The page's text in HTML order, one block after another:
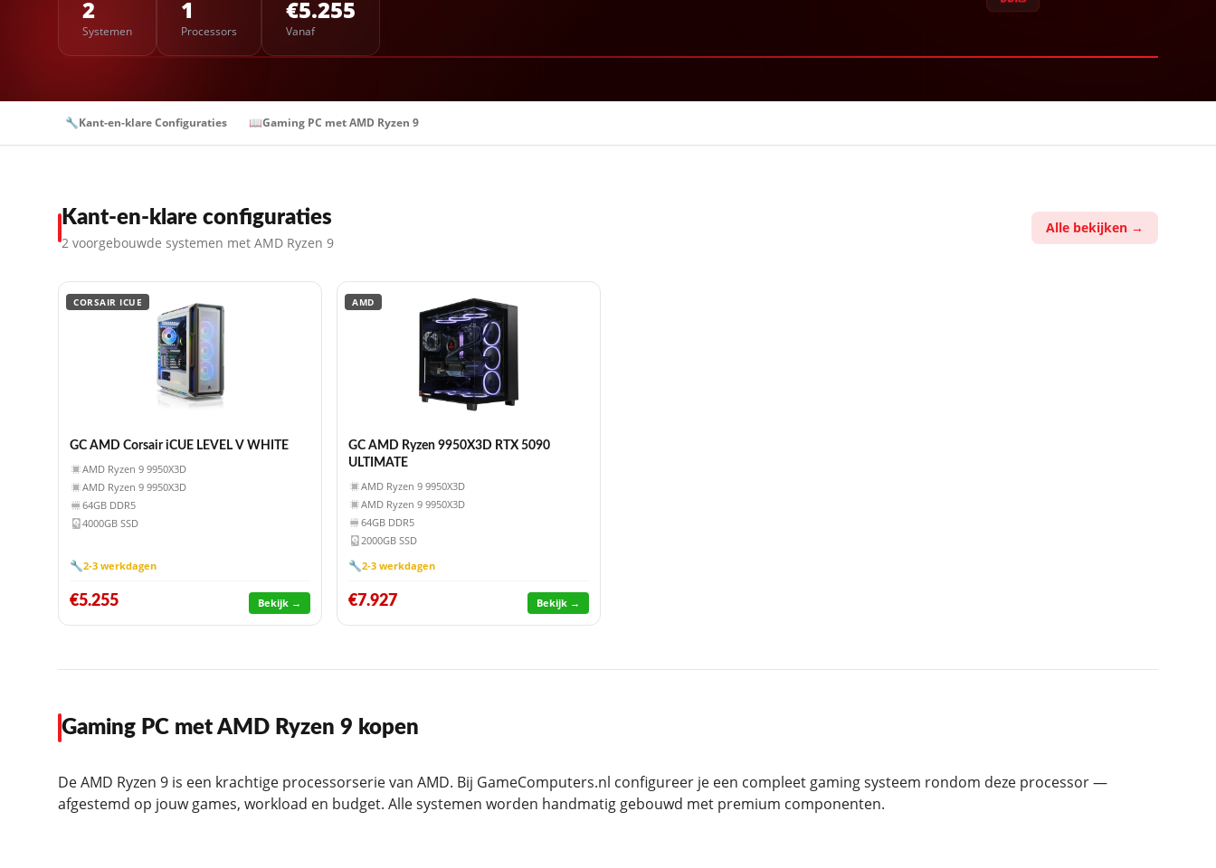
2
Systemen
1
Processors
€5.255
Vanaf
🔧Kant-en-klare Configuraties 📖Gaming PC met AMD Ryzen 9
Kant-en-klare configuraties
2 voorgebouwde systemen met AMD Ryzen 9
Alle bekijken →
CORSAIR ICUE
GC AMD Corsair iCUE LEVEL V WHITE
AMD Ryzen 9 9950X3D
AMD Ryzen 9 9950X3D
64GB DDR5
4000GB SSD
🔧2-3 werkdagen
€5.255 Bekijk →
AMD
GC AMD Ryzen 9950X3D RTX 5090
ULTIMATE
AMD Ryzen 9 9950X3D
AMD Ryzen 9 9950X3D
64GB DDR5
2000GB SSD
🔧2-3 werkdagen
€7.927 Bekijk →
Gaming PC met AMD Ryzen 9 kopen
De AMD Ryzen 9 is een krachtige processorserie van AMD. Bij GameComputers.nl configureer je een compleet gaming systeem rondom deze processor —
afgestemd op jouw games, workload en budget. Alle systemen worden handmatig gebouwd met premium componenten.